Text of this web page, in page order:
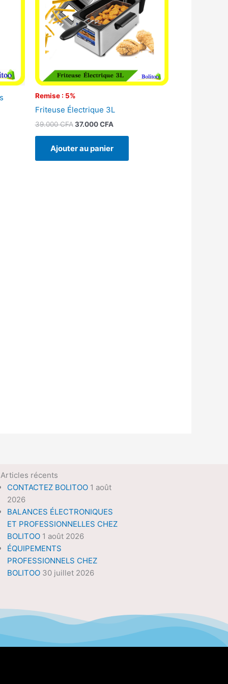
Remise : 5%
Friteuse Électrique 3L
39.000CFA 37.000CFA
Ajouter au panier
récents
CONTACTEZ BOLITOO 1 août
2026
BALANCES ÉLECTRONIQUES
ET PROFESSIONNELLES CHEZ
BOLITOO 1 août 2026
ÉQUIPEMENTS
PROFESSIONNELS CHEZ
BOLITOO 30 juillet 2026